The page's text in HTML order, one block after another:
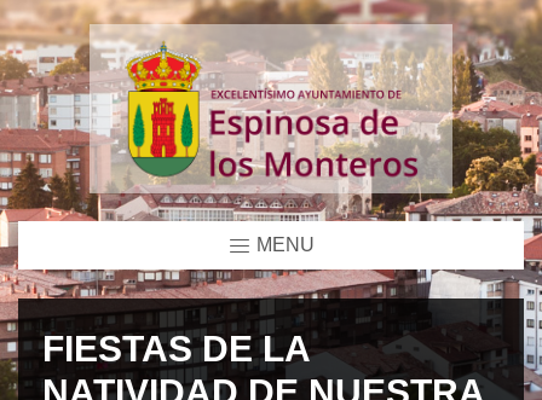
MENU
FIESTAS DE LA
NATIVIDAD DE NUESTRA